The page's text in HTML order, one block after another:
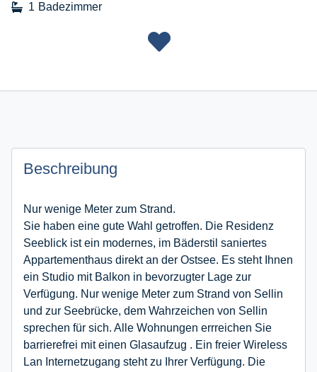
Badezimmer
1
Beschreibung
Nur wenige Meter zum Strand.
Sie haben eine gute Wahl getroffen. Die Residenz
Seeblick ist ein modernes, im Bäderstil saniertes
Appartementhaus direkt an der Ostsee. Es steht Ihnen
ein Studio mit Balkon in bevorzugter Lage zur
Verfügung. Nur wenige Meter zum Strand von Sellin
und zur Seebrücke, dem Wahrzeichen von Sellin
sprechen für sich. Alle Wohnungen errreichen Sie
barrierefrei mit einen Glasaufzug . Ein freier Wireless
Lan Internetzugang steht zu Ihrer Verfügung. Die